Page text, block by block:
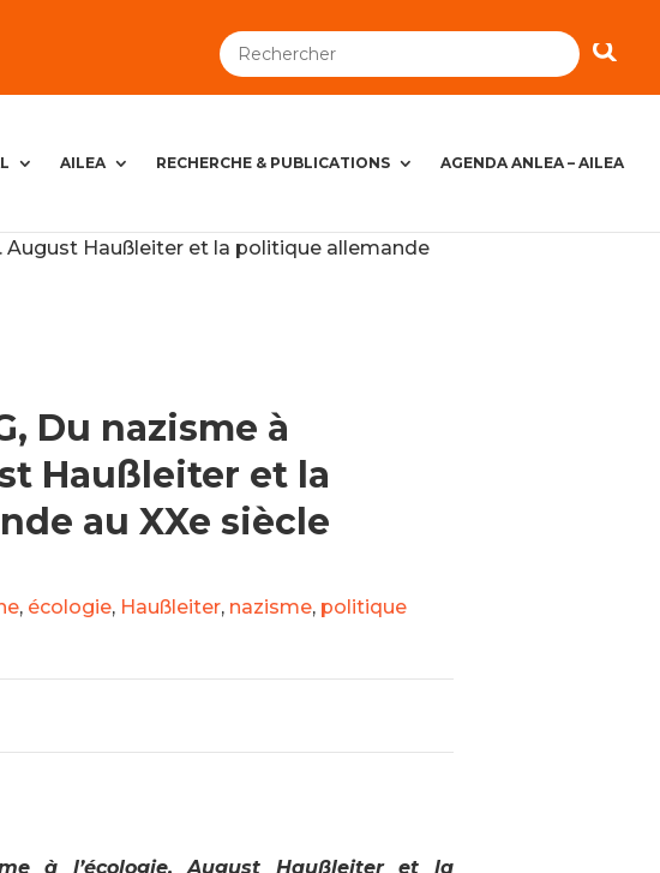
AILEA RECHERCHE & PUBLICATIONS AGENDA ANLEA – AILEA
August Haußleiter et la politique allemande
Du nazisme à
Haußleiter et la
au XXe siècle
, écologie, Haußleiter, nazisme, politique
à l’écologie. August Haußleiter et la